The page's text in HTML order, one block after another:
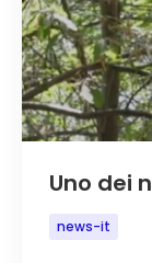
Uno dei
news-it